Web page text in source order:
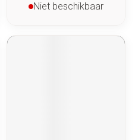
Niet beschikbaar